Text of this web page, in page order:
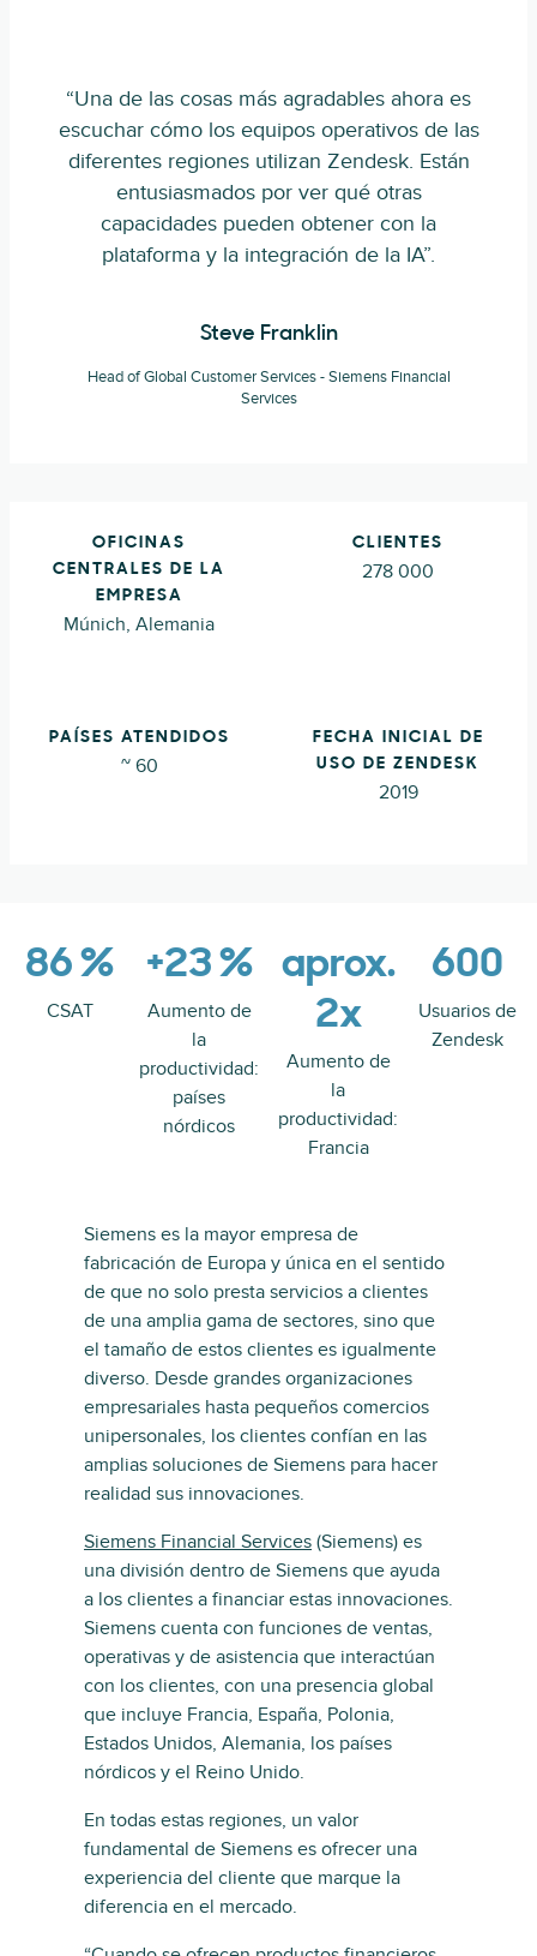
“Una de las cosas más agradables ahora es
escuchar cómo los equipos operativos de las
diferentes regiones utilizan Zendesk. Están
entusiasmados por ver qué otras
capacidades pueden obtener con la
plataforma y la integración de la IA”.
Steve Franklin
Head of Global Customer Services - Siemens Financial
Services
OFICINAS
CENTRALES DE LA
EMPRESA
Múnich, Alemania
CLIENTES
278 000
PAÍSES ATENDIDOS
~ 60
FECHA INICIAL DE
USO DE ZENDESK
2019
86 %
CSAT
+23 %
Aumento de
la
productividad:
países
nórdicos
aprox.
2x
Aumento de
la
productividad:
Francia
600
Usuarios de
Zendesk
Siemens es la mayor empresa de
fabricación de Europa y única en el sentido
de que no solo presta servicios a clientes
de una amplia gama de sectores, sino que
el tamaño de estos clientes es igualmente
diverso. Desde grandes organizaciones
empresariales hasta pequeños comercios
unipersonales, los clientes confían en las
amplias soluciones de Siemens para hacer
realidad sus innovaciones.
Siemens Financial Services (Siemens) es
una división dentro de Siemens que ayuda
a los clientes a financiar estas innovaciones.
Siemens cuenta con funciones de ventas,
operativas y de asistencia que interactúan
con los clientes, con una presencia global
que incluye Francia, España, Polonia,
Estados Unidos, Alemania, los países
nórdicos y el Reino Unido.
En todas estas regiones, un valor
fundamental de Siemens es ofrecer una
experiencia del cliente que marque la
diferencia en el mercado.